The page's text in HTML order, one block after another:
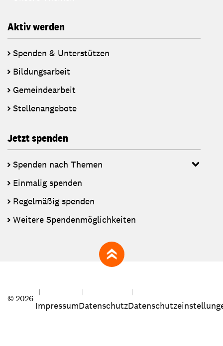
Aktiv werden
Spenden & Unterstützen
Bildungsarbeit
Gemeindearbeit
Stellenangebote
Jetzt spenden
Spenden nach Themen
Einmalig spenden
Regelmäßig spenden
Weitere Spendenmöglichkeiten
zum Seitenanfang
© 2026
ImpressumDatenschutz